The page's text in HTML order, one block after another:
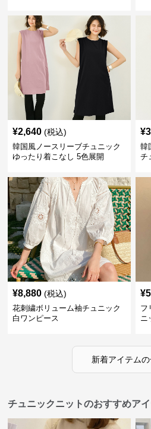
¥2,640 (税込)
韓国風ノースリーブチュニック
ゆったり着こなし 5色展開
¥
韓
チ
¥8,880 (税込)
花刺繍ボリューム袖チュニック
白ワンピース
¥
フ
ニ
新着アイテム
チュニックニットのおすすめア